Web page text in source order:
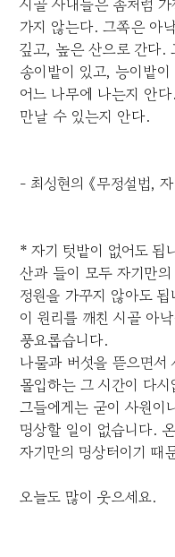
가지 않는다. 그쪽은 아
깊고, 높은 산으로 간다.
송이밭이 있고, 능이밭
어느 나무에 나는지 안
만날 수 있는지 안다.
- 최성현의 《무정설법,
* 자기 텃밭이 없어도 됩
산과 들이 모두 자기만
정원을 가꾸지 않아도
이 원리를 깨친 시골 아
풍요롭습니다.
나물과 버섯을 뜯으면서
몰입하는 그 시간이 다
그들에게는 굳이 사원이
명상할 일이 없습니다.
자기만의 명상터이기 때
오늘도 많이 웃으세요.